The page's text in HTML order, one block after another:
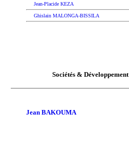
Jean-Placide KEZA
Ghislain MALONGA-BISSILA
Sociétés & Développement
Jean BAKOUMA